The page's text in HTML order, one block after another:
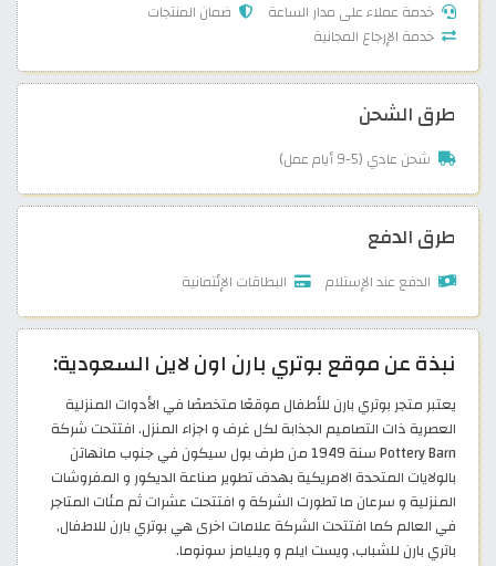
خدمة عملاء على مدار الساعة
ضمان المنتجات
خدمة الإرجاع المجانية
طرق الشحن
شحن عادي (5-9 أيام عمل)
طرق الدفع
الدفع عند الإستلام البطاقات الإئتمانية
نبذة عن موقع بوتري بارن اون لاين السعودية:
يعتبر متجر بوتري بارن للأطفال موقعًا متخصصًا في الأدوات المنزلية
العصرية ذات التصاميم الجذابة لكل غرف و اجزاء المنزل. افتتحت شركة
Pottery Barn سنة 1949 من طرف بول سيكون في جنوب مانهاتن
بالولايات المتحدة الامريكية بهدف تطوير صناعة الديكور و المفروشات
المنزلية و سرعان ما تطورت الشركة و افتتحت عشرات ثم مئات المتاجر
في العالم كما افتتحت الشركة علامات اخرى هي بوتري بارن للاطفال,
باتري بارن للشباب, ويست ايلم و ويليامز سونوما.